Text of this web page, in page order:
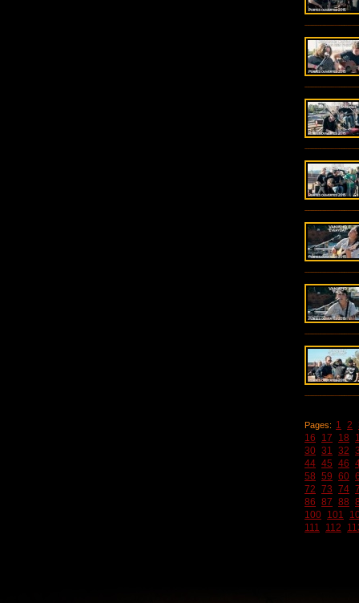
Pages: 1 2
16
17 18
30 31 32
44 45 46
58 59 60
72 73 74
86 87 88
100 101
111
112